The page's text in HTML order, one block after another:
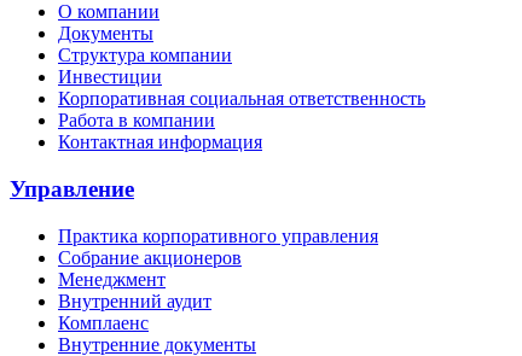
О компании
Документы
Структура компании
Инвестиции
Корпоративная социальная ответственность
Работа в компании
Контактная информация
Управление
Практика корпоративного управления
Собрание акционеров
Менеджмент
Внутренний аудит
Комплаенс
Внутренние документы